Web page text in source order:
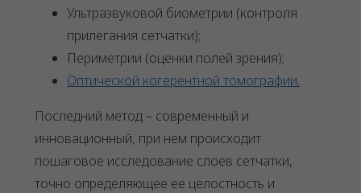
Ультразвуковой биометрии (контроля
прилегания сетчатки);
Периметрии (оценки полей зрения);
Оптической когерентной томографии.
Последний метод – современный и
инновационный, при нем происходит
пошаговое исследование слоев сетчатки,
точно определяющее ее целостность и